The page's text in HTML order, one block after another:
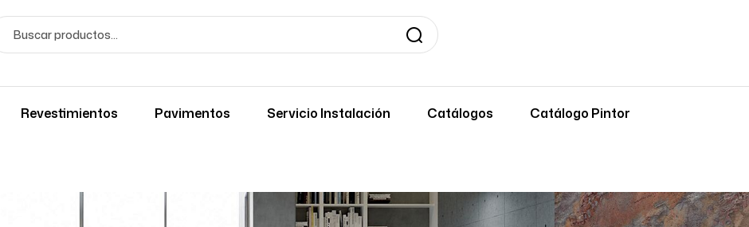
Revestimientos Pavimentos Servicio Instalación Catálogos Catálogo Pintor